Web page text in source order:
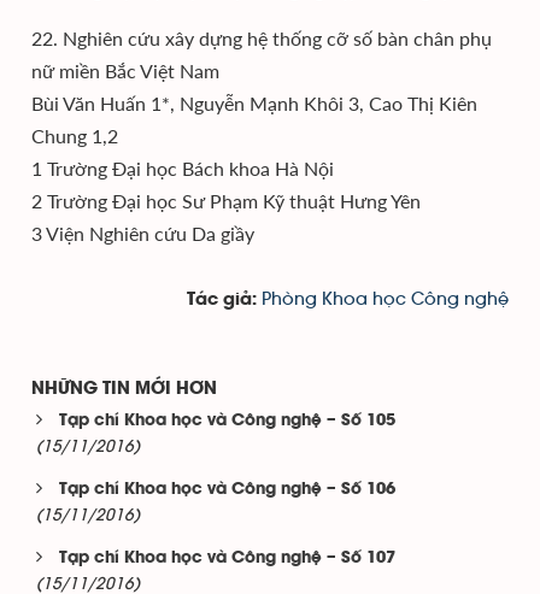
22. Nghiên cứu xây dựng hệ thống cỡ số bàn chân phụ
nữ miền Bắc Việt Nam
Bùi Văn Huấn 1*, Nguyễn Mạnh Khôi 3, Cao Thị Kiên
Chung 1,2
1 Trường Đại học Bách khoa Hà Nội
2 Trường Đại học Sư Phạm Kỹ thuật Hưng Yên
3 Viện Nghiên cứu Da giầy
Tác giả: Phòng Khoa học Công nghệ
NHỮNG TIN MỚI HƠN
Tạp chí Khoa học và Công nghệ – Số 105
(15/11/2016)
Tạp chí Khoa học và Công nghệ – Số 106
(15/11/2016)
Tạp chí Khoa học và Công nghệ – Số 107
(15/11/2016)